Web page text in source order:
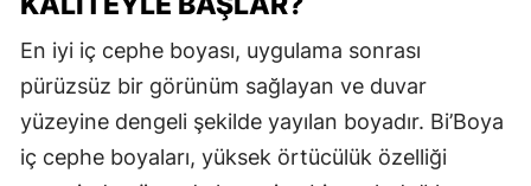
En iyi iç cephe boyası, uygulama sonrası
pürüzsüz bir görünüm sağlayan ve duvar
yüzeyine dengeli şekilde yayılan boyadır. Bi’Boya
iç cephe boyaları, yüksek örtücülük özelliği